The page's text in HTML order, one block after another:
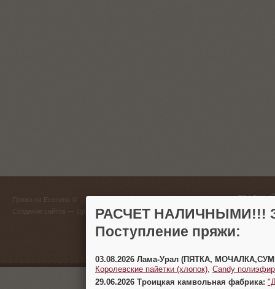
Пряжа на Есенина ©
Создание сайтов
(383)
г.
РАСЧЕТ НАЛИЧНЫМИ!!!
Поступление пряжи:
03.08.2026 Лама-Урал (ПЯТКА,
Королевские пайетки (хлопок) Candy
29.06.2026 Троицкая камвольная фабрика: